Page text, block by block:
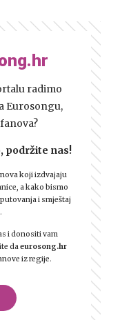
radimo
Eurosongu,
podržite nas!
koji izdvajaju
a kako bismo
i smještaj
i donositi vam
daeurosong.hr
iz regije.